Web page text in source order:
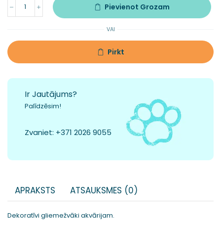
Pievienot Grozam
VAI
Pirkt
Ir Jautājums?
Palīdzēsim!
Zvaniet: +371 2026 9055
APRAKSTS ATSAUKSMES (0)
Dekoratīvi gliemežvāki akvārijam.